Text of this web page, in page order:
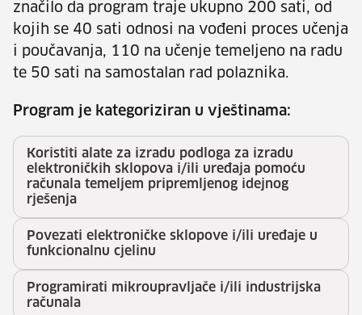
značilo da program traje ukupno 200 sati, od
kojih se 40 sati odnosi na vođeni proces učenja
i poučavanja, 110 na učenje temeljeno na radu
te 50 sati na samostalan rad polaznika.
Program je kategoriziran u vještinama:
Koristiti alate za izradu podloga za izradu
elektroničkih sklopova i/ili uređaja pomoću
računala temeljem pripremljenog idejnog
rješenja
Povezati elektroničke sklopove i/ili uređaje u
funkcionalnu cjelinu
Programirati mikroupravljače i/ili industrijska
računala